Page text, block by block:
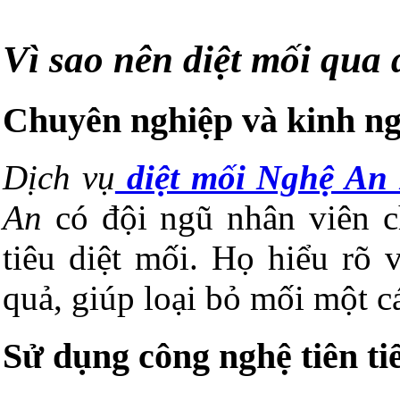
Vì sao nên diệt mối
Chuyên nghiệp và kinh
Dịch vụ diệt mối Nghệ
An có đội ngũ nhân viên
tiêu diệt mối. Họ hiểu rõ
quả, giúp loại bỏ mối một
Sử dụng công nghệ tiên